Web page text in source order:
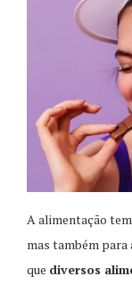
A alimentação
mas também
que diversos